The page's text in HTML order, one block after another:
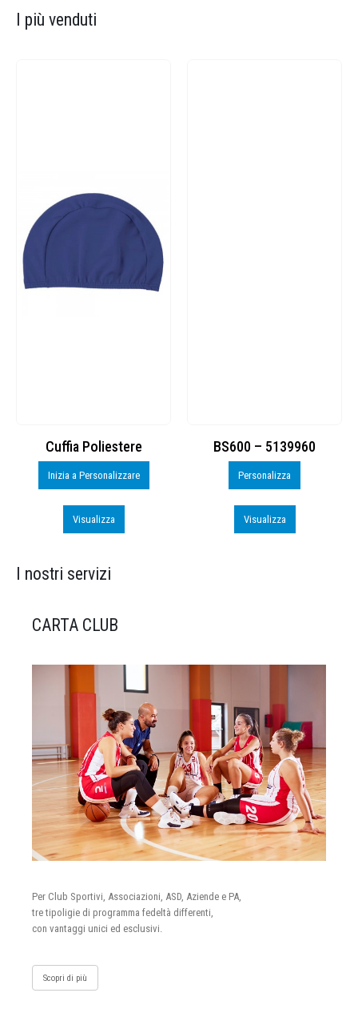
I più venduti
Cuffia Poliestere
Inizia a Personalizzare
Visualizza
BS600 – 5139960
Personalizza
Visualizza
I nostri servizi
CARTA CLUB
Per Club Sportivi, Associazioni, ASD, Aziende e PA,
tre tipoligie di programma fedeltà differenti,
con vantaggi unici ed esclusivi.
Scopri di più